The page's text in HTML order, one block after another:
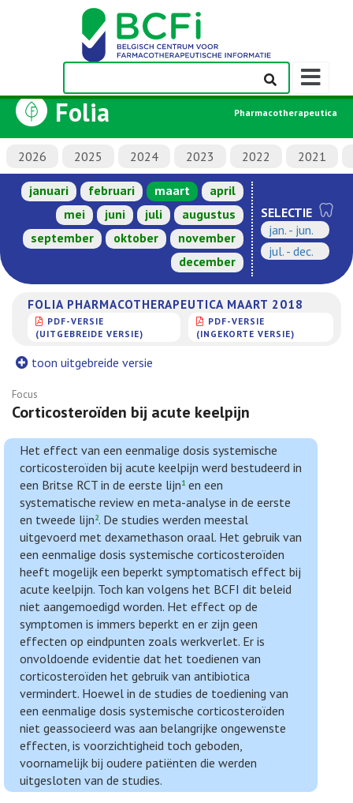
Folia Pharmacotherapeutica
2026 2025 2024 2023 2022 2021
januari februari maart
april
mei
juni juli
augustus
september
oktober
november
december
SELECTIE
jan. - jun.
jul. - dec.
FOLIA PHARMACOTHERAPEUTICA MAART 2018
PDF-VERSIE
(UITGEBREIDE VERSIE)
PDF-VERSIE
(INGEKORTE VERSIE)
toon uitgebreide versie
Focus
Corticosteroïden bij acute keelpijn
Het effect van een eenmalige dosis systemische
corticosteroïden bij acute keelpijn werd bestudeerd in
een Britse RCT in de eerste lijn1 en een
systematische review en meta-analyse in de eerste
en tweede lijn2. De studies werden meestal
uitgevoerd met dexamethason oraal. Het gebruik van
een eenmalige dosis systemische corticosteroïden
heeft mogelijk een beperkt symptomatisch effect bij
acute keelpijn. Toch kan volgens het BCFI dit beleid
niet aangemoedigd worden. Het effect op de
symptomen is immers beperkt en er zijn geen
effecten op eindpunten zoals werkverlet. Er is
onvoldoende evidentie dat het toedienen van
corticosteroïden het gebruik van antibiotica
vermindert. Hoewel in de studies de toediening van
een eenmalige dosis systemische corticosteroïden
niet geassocieerd was aan belangrijke ongewenste
effecten, is voorzichtigheid toch geboden,
voornamelijk bij oudere patiënten die werden
uitgesloten van de studies.